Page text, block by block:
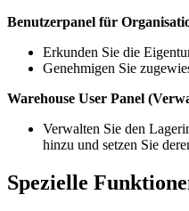
Benutzerpanel für
Erkunden Sie die
Genehmigen Sie
Warehouse User Panel
Verwalten Sie den
hinzu und setzen Sie
Spezielle